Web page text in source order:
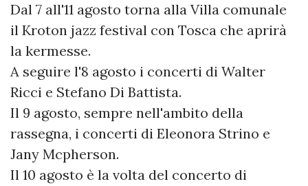
Dal 7 all'11 agosto torna alla Villa comunale
il Kroton jazz festival con Tosca che aprirà
la kermesse.
A seguire l'8 agosto i concerti di Walter
Ricci e Stefano Di Battista.
Il 9 agosto, sempre nell'ambito della
rassegna, i concerti di Eleonora Strino e
Jany Mcpherson.
Il 10 agosto è la volta del concerto di